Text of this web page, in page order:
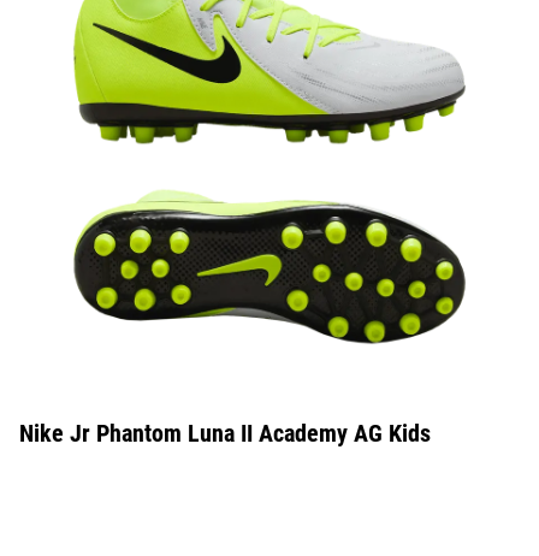
Nike Jr Phantom Luna II Academy AG Kids